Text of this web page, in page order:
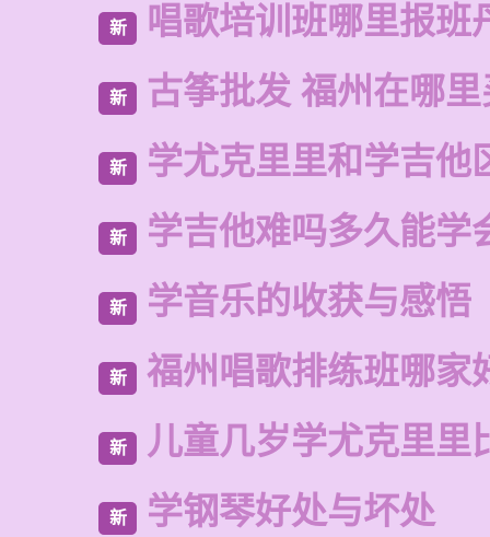
新 唱歌培训班哪里报班
新 古筝批发 福州在哪
新 学尤克里里和学吉他
新 学吉他难吗多久能学
新 学音乐的收获与感悟
新 福州唱歌排练班哪家
新 儿童几岁学尤克里里
新 学钢琴好处与坏处